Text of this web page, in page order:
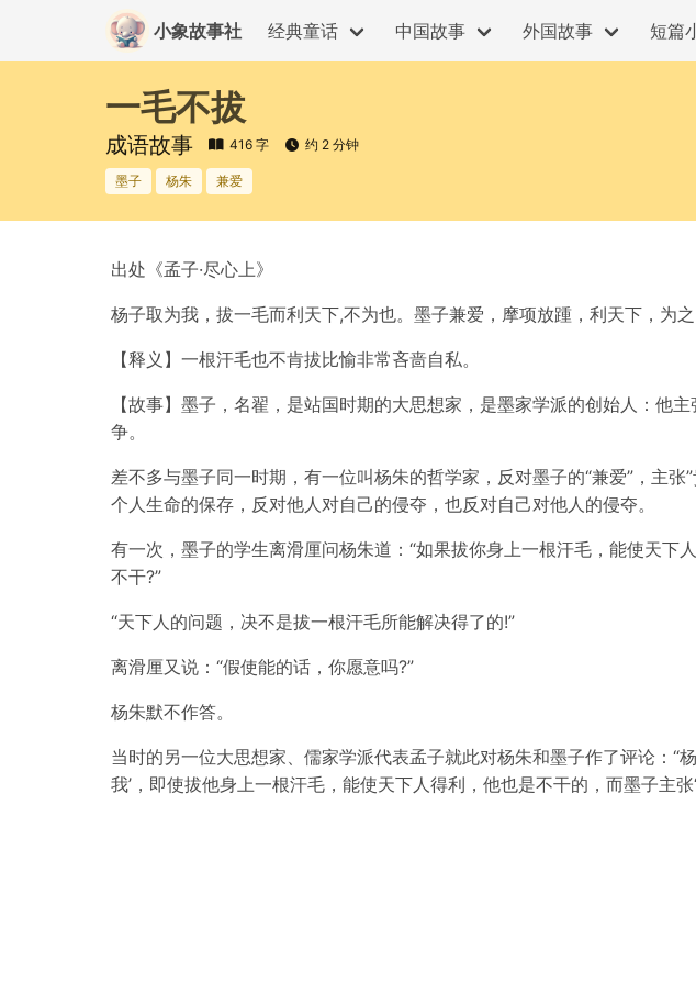
小象故事社 经典童话 中国故事 外国故事 短篇
一毛不拔
成语故事 416 字 约 2 分钟
墨子 杨朱 兼爱
出处《孟子·尽心上》
杨子取为我，拔一毛而利天下,不为也。墨子兼爱，摩项放踵，利天下，为之
【释义】一根汗毛也不肯拔比愉非常吝啬自私。
【故事】墨子，名翟，是站国时期的大思想家，是墨家学派的创始人：他主
争。
差不多与墨子同一时期，有一位叫杨朱的哲学家，反对墨子的“兼爱”，主张”
个人生命的保存，反对他人对自己的侵夺，也反对自己对他人的侵夺。
有一次，墨子的学生离滑厘问杨朱道：“如果拔你身上一根汗毛，能使天下
不干?”
“天下人的问题，决不是拔一根汗毛所能解决得了的!”
离滑厘又说：“假使能的话，你愿意吗?”
杨朱默不作答。
当时的另一位大思想家、儒家学派代表孟子就此对杨朱和墨子作了评论：“
我’，即使拔他身上一根汗毛，能使天下人得利，他也是不干的，而墨子主